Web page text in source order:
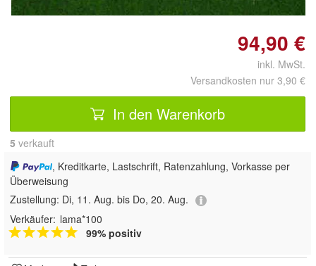
94,90 €
inkl. MwSt.
Versandkosten nur 3,90 €
In den Warenkorb
5 verkauft
, Kreditkarte, Lastschrift, Ratenzahlung, Vorkasse per
Überweisung
Zustellung: Di, 11. Aug. bis Do, 20. Aug.
Verkäufer: lama*100
99% positiv